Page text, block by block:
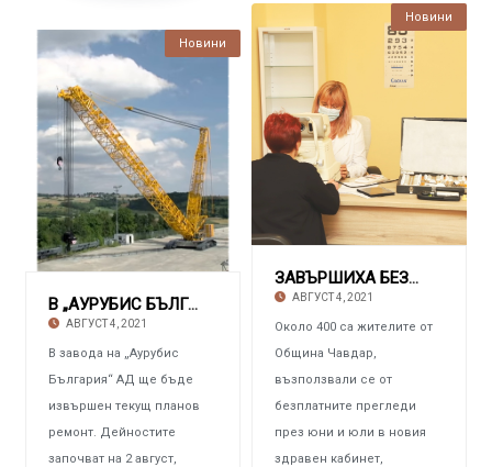
Новини
ЗАВЪРШИХА БЕЗПЛАТНИТЕ ПРОФИЛАКТИЧНИ ПРЕГЛЕДИ
АВГУСТ 4, 2021
Около 400 са жителите от
Община Чавдар,
възползвали се от
безплатните прегледи
през юни и юли в новия
здравен кабинет,
Новини
В „АУРУБИС БЪЛГАРИЯ“ ЗАПОЧВА ТЕКУЩ РЕМОНТ На
АВГУСТ 4, 2021
В завода на „Аурубис
България“ АД ще бъде
извършен текущ планов
ремонт. Дейностите
започват на 2 август,